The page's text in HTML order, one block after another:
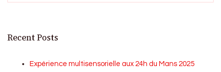
Recent Posts
Expérience multisensorielle aux 24h du Mans 2025